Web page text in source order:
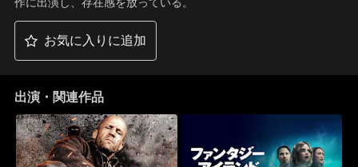
作に出演し、存在感を放っている。
お気に入りに追加
出演・関連作品